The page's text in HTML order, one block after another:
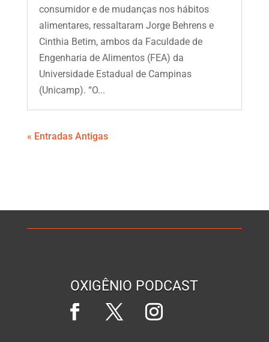
consumidor e de mudanças nos hábitos
alimentares, ressaltaram Jorge Behrens e
Cinthia Betim, ambos da Faculdade de
Engenharia de Alimentos (FEA) da
Universidade Estadual de Campinas
(Unicamp). “O...
« Entradas Antigas
OXIGÊNIO PODCAST